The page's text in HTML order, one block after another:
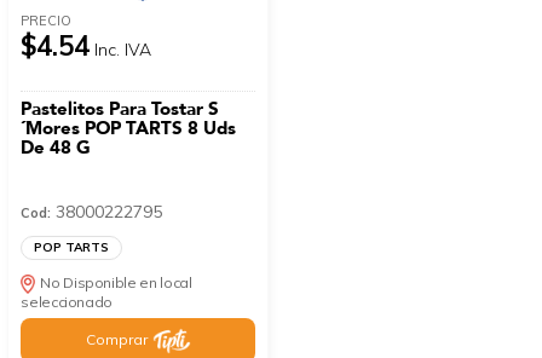
PRECIO
$4.54 Inc. IVA
Pastelitos Para Tostar S
´Mores POP TARTS 8 Uds
De 48 G
Cod: 38000222795
POP TARTS
No Disponible en local
seleccionado
Comprar